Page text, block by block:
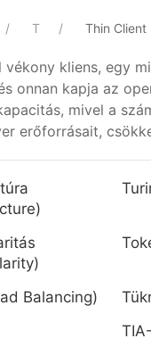
T Thin Client
vékony kliens, egy
onnan kapja az
mivel a
erőforrásait,
Balancing)